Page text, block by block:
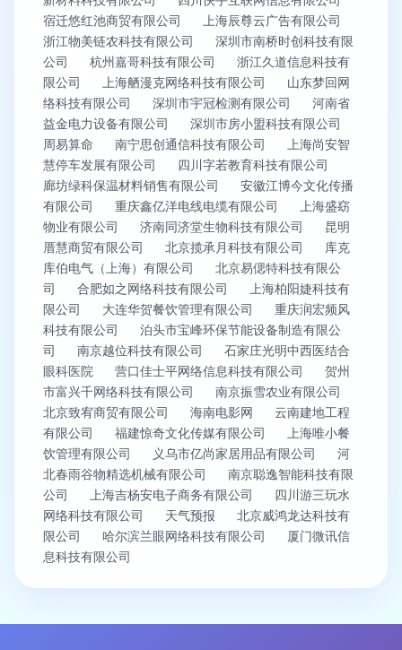
宿迁悠红池商贸有限公司
上海辰尊云广告有限公司
浙江物美链农科技有限公司
深圳市南桥时创科技有限
公司
杭州嘉哥科技有限公司
浙江久道信息科技有
限公司
上海舾漫克网络科技有限公司
山东梦回网
络科技有限公司
深圳市宇冠检测有限公司
河南省
益金电力设备有限公司
深圳市房小盟科技有限公司
周易算命
南宁思创通信科技有限公司
上海尚安智
慧停车发展有限公司
四川字若教育科技有限公司
廊坊绿科保温材料销售有限公司
安徽江博今文化传播
有限公司
重庆鑫亿洋电线电缆有限公司
上海盛窈
物业有限公司
济南同济堂生物科技有限公司
昆明
厝慧商贸有限公司
北京揽承月科技有限公司
库克
库伯电气（上海）有限公司
北京易偲特科技有限公
司
合肥如之网络科技有限公司
上海柏阳婕科技有
限公司
大连华贺餐饮管理有限公司
重庆润宏频风
科技有限公司
泊头市宝峰环保节能设备制造有限公
司
南京越位科技有限公司
石家庄光明中西医结合
眼科医院
营口佳士平网络信息科技有限公司
贺州
市富兴千网络科技有限公司
南京振雪农业有限公司
北京致宥商贸有限公司
海南电影网
云南建地工程
有限公司
福建惊奇文化传媒有限公司
上海唯小餐
饮管理有限公司
义乌市亿尚家居用品有限公司
河
北春雨谷物精选机械有限公司
南京聪逸智能科技有限
公司
上海吉杨安电子商务有限公司
四川游三玩水
网络科技有限公司
天气预报
北京威鸿龙达科技有
限公司
哈尔滨兰眼网络科技有限公司
厦门微讯信
息科技有限公司